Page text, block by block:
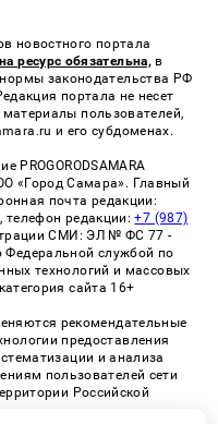
новостного портала
ресурс обязательна, в
законодательства РФ
портала не несет
пользователей,
и его субдоменах.
PROGORODSAMARA
«Город Самара». Главный
почта редакции:
телефон редакции:+7 (987)
СМИ: ЭЛ № ФС 77 -
Федеральной службой по
технологий и массовых
сайта 16+
рекомендательные
предоставления
и анализа
пользователей сети
Российской
рекомендательных